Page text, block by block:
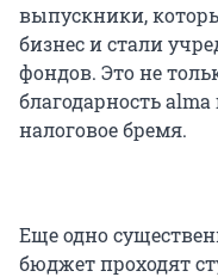
выпускники,
бизнес и стали
фондов. Это не
благодарность
налоговое бремя.
Еще одно
бюджет проходят